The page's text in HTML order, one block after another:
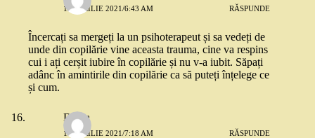
13 APRILIE 2021/6:43 AM RĂSPUNDE
Încercați sa mergeți la un psihoterapeut și sa vedeți de
unde din copilărie vine aceasta trauma, cine va respins
cui i ați cerșit iubire în copilărie și nu v-a iubit. Săpați
adânc în amintirile din copilărie ca să puteți înțelege ce
și cum.
Diana
13 APRILIE 2021/7:18 AM RĂSPUNDE